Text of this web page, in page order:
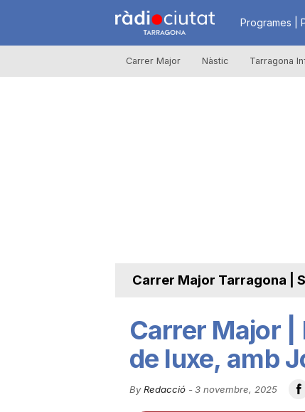
R
à
u
t
Programes |
Carrer Major Nàstic Tarragona
Carrer Major Tarragona |
Carrer Major |
de luxe, amb
By Redacció- 3 novembre, 2025